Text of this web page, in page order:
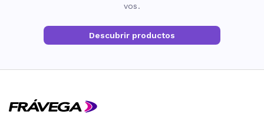
vos.
Descubrir productos